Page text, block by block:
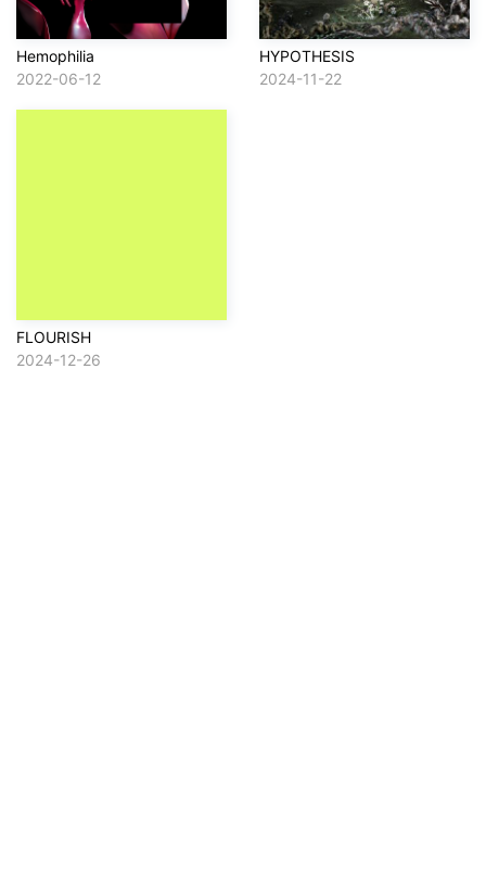
Hemophilia
2022-06-12
HYPOTHESIS
2024-11-22
FLOURISH
2024-12-26